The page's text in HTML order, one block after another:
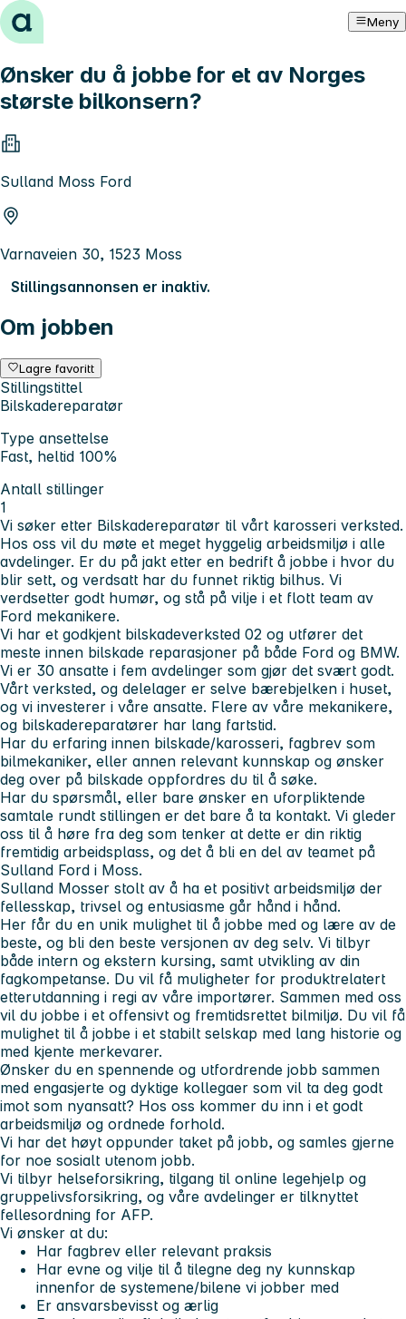
Hopp til innhold Meny
Ønsker du å jobbe for et av Norges
største bilkonsern?
Sulland Moss Ford
Varnaveien 30, 1523 Moss
Stillingsannonsen er inaktiv.
Om jobben
Lagre favoritt
Stillingstittel
Bilskadereparatør
Type ansettelse
Fast, heltid 100%
Antall stillinger
1
Vi søker etter Bilskadereparatør til vårt karosseri verksted.
Hos oss vil du møte et meget hyggelig arbeidsmiljø i alle
avdelinger. Er du på jakt etter en bedrift å jobbe i hvor du
blir sett, og verdsatt har du funnet riktig bilhus. Vi
verdsetter godt humør, og stå på vilje i et flott team av
Ford mekanikere.
Vi har et godkjent bilskadeverksted 02 og utfører det
meste innen bilskade reparasjoner på både Ford og BMW.
Vi er 30 ansatte i fem avdelinger som gjør det svært godt.
Vårt verksted, og delelager er selve bærebjelken i huset,
og vi investerer i våre ansatte. Flere av våre mekanikere,
og bilskadereparatører har lang fartstid.
Har du erfaring innen bilskade/karosseri, fagbrev som
bilmekaniker, eller annen relevant kunnskap og ønsker
deg over på bilskade oppfordres du til å søke.
Har du spørsmål, eller bare ønsker en uforpliktende
samtale rundt stillingen er det bare å ta kontakt. Vi gleder
oss til å høre fra deg som tenker at dette er din riktig
fremtidig arbeidsplass, og det å bli en del av teamet på
Sulland Ford i Moss.
Sulland Mosser stolt av å ha et positivt arbeidsmiljø der
fellesskap, trivsel og entusiasme går hånd i hånd.
Her får du en unik mulighet til å jobbe med og lære av de
beste, og bli den beste versjonen av deg selv. Vi tilbyr
både intern og ekstern kursing, samt utvikling av din
fagkompetanse. Du vil få muligheter for produktrelatert
etterutdanning i regi av våre importører. Sammen med oss
vil du jobbe i et offensivt og fremtidsrettet bilmiljø. Du vil få
mulighet til å jobbe i et stabilt selskap med lang historie og
med kjente merkevarer.
Ønsker du en spennende og utfordrende jobb sammen
med engasjerte og dyktige kollegaer som vil ta deg godt
imot som nyansatt? Hos oss kommer du inn i et godt
arbeidsmiljø og ordnede forhold.
Vi har det høyt oppunder taket på jobb, og samles gjerne
for noe sosialt utenom jobb.
Vi tilbyr helseforsikring, tilgang til online legehjelp og
gruppelivsforsikring, og våre avdelinger er tilknyttet
fellesordning for AFP.
Vi ønsker at du:
Har fagbrev eller relevant praksis
Har evne og vilje til å tilegne deg ny kunnskap
innenfor de systemene/bilene vi jobber med
Er ansvarsbevisst og ærlig